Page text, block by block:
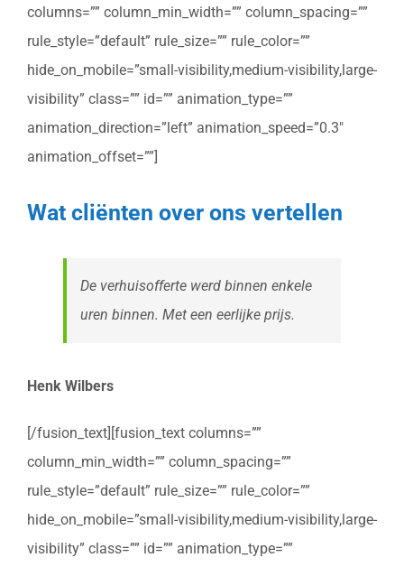
columns=”” column_min_width=”” column_spacing=””
rule_style=”default” rule_size=”” rule_color=””
hide_on_mobile=”small-visibility,medium-visibility,large-
visibility” class=”” id=”” animation_type=””
animation_direction=”left” animation_speed=”0.3″
animation_offset=””]
Wat cliënten over ons vertellen
De verhuisofferte werd binnen enkele
uren binnen. Met een eerlijke prijs.
Henk Wilbers
[/fusion_text][fusion_text columns=””
column_min_width=”” column_spacing=””
rule_style=”default” rule_size=”” rule_color=””
hide_on_mobile=”small-visibility,medium-visibility,large-
visibility” class=”” id=”” animation_type=””